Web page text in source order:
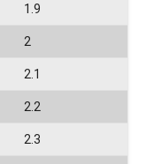
1.9
2
2.1
2.2
2.3